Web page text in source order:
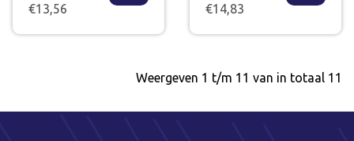
€13,56
€14,83
Weergeven 1 t/m 11 van in totaal 11